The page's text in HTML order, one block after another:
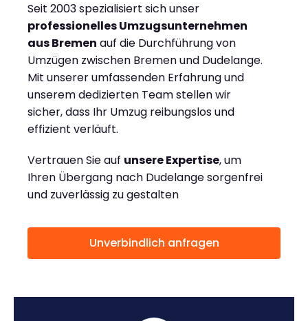
Seit 2003 spezialisiert sich unser
professionelles Umzugsunternehmen
aus Bremen auf die Durchführung von
Umzügen zwischen Bremen und Dudelange.
Mit unserer umfassenden Erfahrung und
unserem dedizierten Team stellen wir
sicher, dass Ihr Umzug reibungslos und
effizient verläuft.
Vertrauen Sie auf unsere Expertise, um
Ihren Übergang nach Dudelange sorgenfrei
und zuverlässig zu gestalten
Unverbindlich anfragen